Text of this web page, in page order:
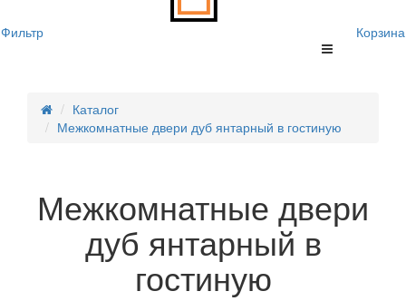
Фильтр Корзина
Каталог
Межкомнатные двери дуб янтарный в гостиную
Межкомнатные двери
дуб янтарный в
гостиную